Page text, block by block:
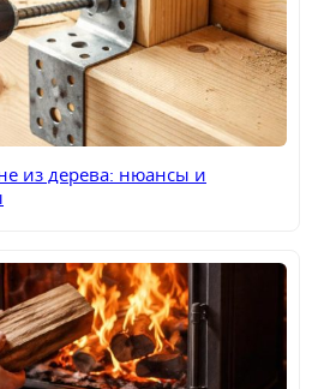
из дерева: нюансы и